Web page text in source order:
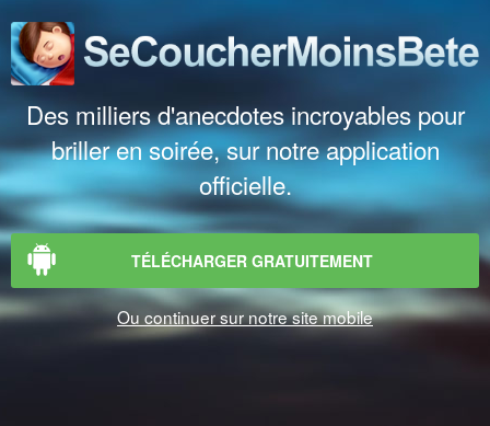
Des milliers d'anecdotes incroyables pour
briller en soirée, sur notre application
officielle.
TÉLÉCHARGER GRATUITEMENT
Ou continuer sur notre site mobile